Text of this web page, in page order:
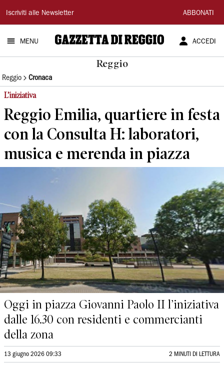
Gazzetta
di
Reggio
Iscriviti alle Newsletter ABBONATI
MENU ACCEDI
Reggio
Reggio Cronaca
L’iniziativa
Reggio Emilia, quartiere in festa
con la Consulta H: laboratori,
musica e merenda in piazza
Oggi in piazza Giovanni Paolo II l’iniziativa
dalle 16.30 con residenti e commercianti
della zona
13 giugno 2026 09:33 2 MINUTI DI LETTURA